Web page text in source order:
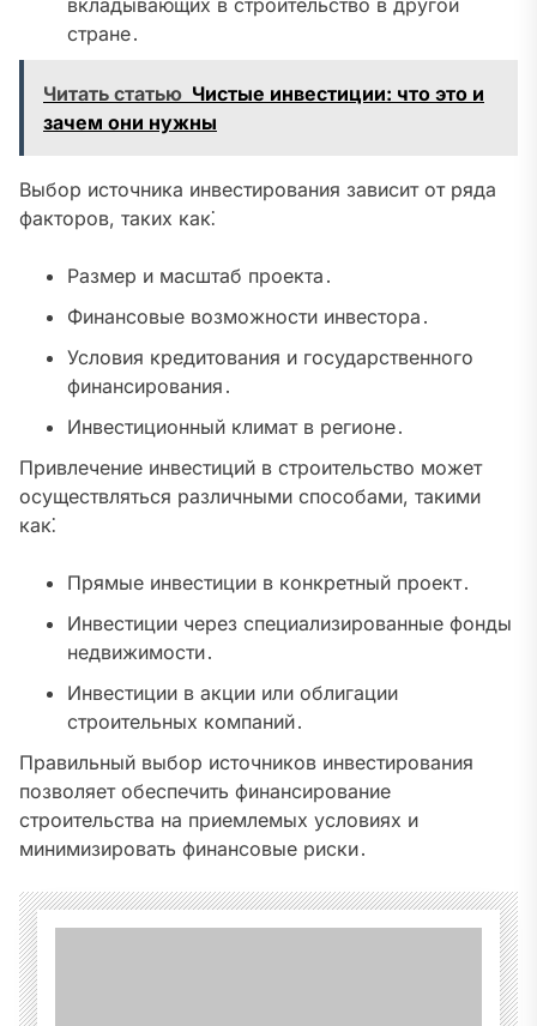
вкладывающих в строительство в другой
стране․
Читать статью Чистые инвестиции: что это и
зачем они нужны
Выбор источника инвестирования зависит от ряда
факторов, таких как⁚
Размер и масштаб проекта․
Финансовые возможности инвестора․
Условия кредитования и государственного
финансирования․
Инвестиционный климат в регионе․
Привлечение инвестиций в строительство может
осуществляться различными способами, такими
как⁚
Прямые инвестиции в конкретный проект․
Инвестиции через специализированные фонды
недвижимости․
Инвестиции в акции или облигации
строительных компаний․
Правильный выбор источников инвестирования
позволяет обеспечить финансирование
строительства на приемлемых условиях и
минимизировать финансовые риски․